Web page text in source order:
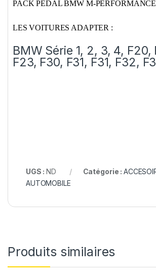
PACK PEDAL BMW M-
LES VOITURES ADAPTER :
BMW Série 1, 2, 3, 4, F20,
F23, F30, F31, F31, F32,
UGS :ND Catégorie :
AUTOMOBILE
Produits similaires